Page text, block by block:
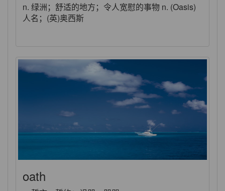
n. 绿洲；舒适的地方；令人宽慰的事物 n. (Oasis)
人名；(英)奥西斯
oath